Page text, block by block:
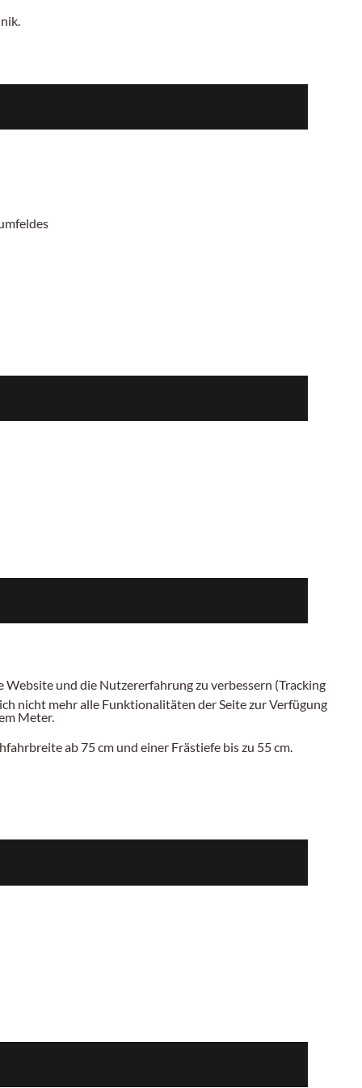
Meter.
ab 75cm und einer Frästiefe bis zu 55 cm.
und die Nutzererfahrung zu verbessern (Tracking
nicht mehr alle Funktionalitäten der Seite zur Verfügung